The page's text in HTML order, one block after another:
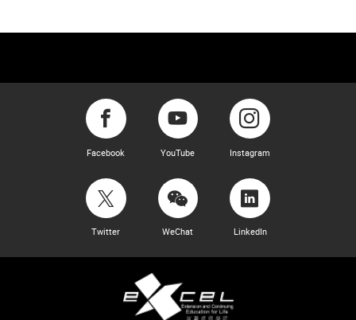
Facebook YouTube Instagram
Twitter WeChat LinkedIn